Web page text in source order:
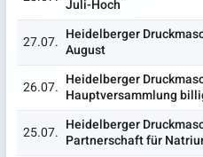
Juli-Hoch
27.07. Heidelberger
August
26.07. Heidelberger
Hauptversammlung
25.07. Heidelberger
Partnerschaft für